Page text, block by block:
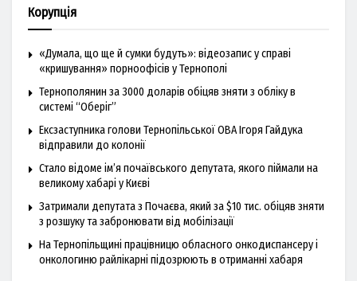
Корупція
«Думала, що ще й сумки будуть»: відеозапис у справі
«кришування» порноофісів у Тернополі
Тернополянин за 3000 доларів обіцяв зняти з обліку в
системі “Оберіг”
Ексзаступника голови Тернопільської ОВА Ігоря Гайдука
відправили до колонії
Стало відоме ім’я почаївського депутата, якого піймали на
великому хабарі у Києві
Затримали депутата з Почаєва, який за $10 тис. обіцяв зняти
з розшуку та забронювати від мобілізації
На Тернопільщині працівницю обласного онкодиспансеру і
онкологиню райлікарні підозрюють в отриманні хабаря